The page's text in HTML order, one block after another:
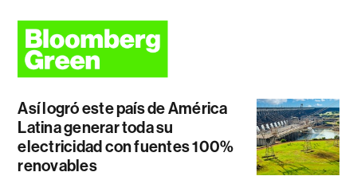
Así logró este país de América
Latina generar toda su
electricidad con fuentes 100%
renovables